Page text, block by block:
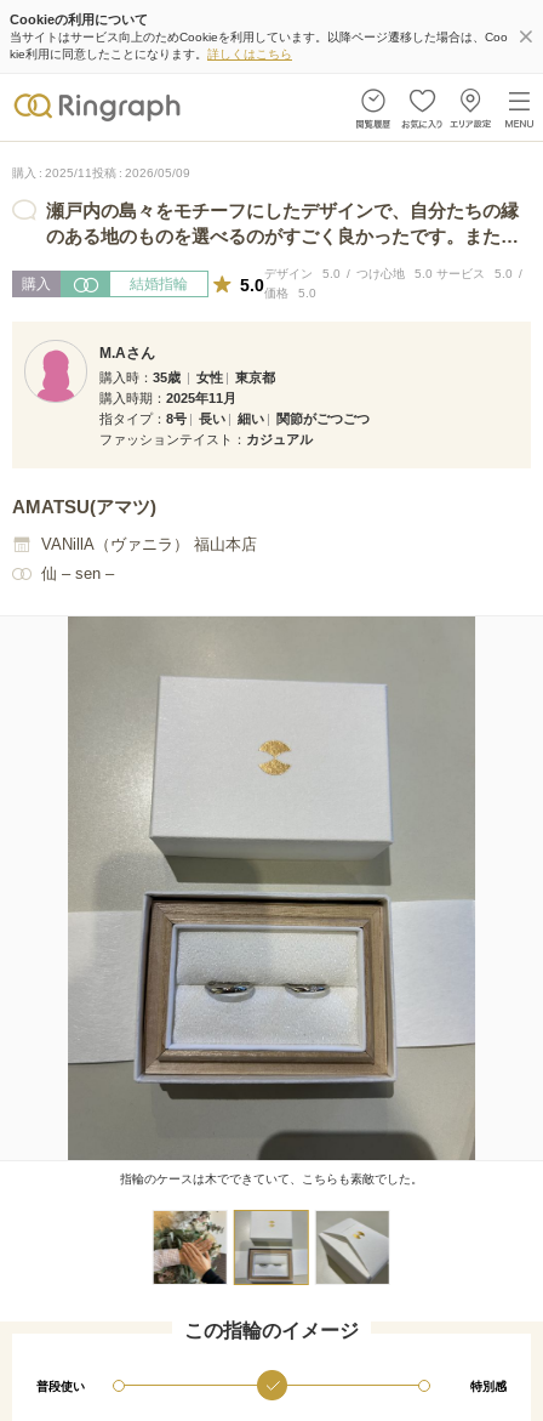
Cookieの利用について
当サイトはサービス向上のためCookieを利用しています。以降ページ遷移した場合は、Coo
kie利用に同意したことになります。 詳しくはこちら
購入 2025/11投稿 2026/05/09
瀬戸内の島々をモチーフにしたデザインで、自分たちの縁
のある地のものを選べるのがすごく良かったです。また、
購入 結婚指輪 5.0
デザイン 5.0 つけ心地 5.0 サービス
5.0
価格
5.0
M.Aさん
購入時 35歳 女性
東京都
購入時期
2025年11月
指タイプ
8号 長い 細い
関節がごつごつ
ファッションテイスト
カジュアル
AMATSU(アマツ)
VANillA（ヴァニラ） 福山本店
仙 – sen –
指輪のケースは木でできていて、こちらも素敵でした。
この指輪のイメージ
普段使い 特別感